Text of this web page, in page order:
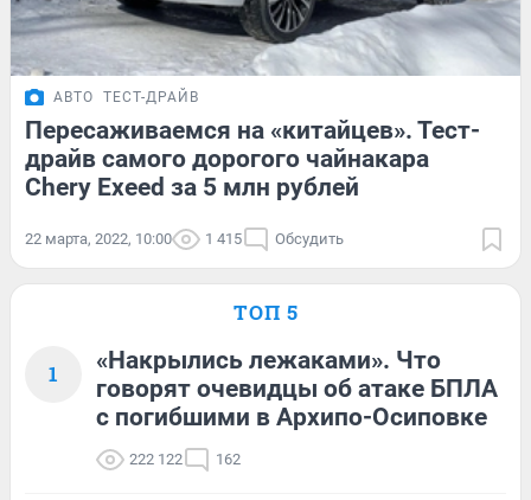
АВТО ТЕСТ-ДРАЙВ
Пересаживаемся на «китайцев». Тест-
драйв самого дорогого чайнакара
Chery Exeed за 5 млн рублей
22 марта, 2022, 10:00 1 415 Обсудить
ТОП 5
1
«Накрылись лежаками». Что
говорят очевидцы об атаке БПЛА
с погибшими в Архипо-Осиповке
222 122 162